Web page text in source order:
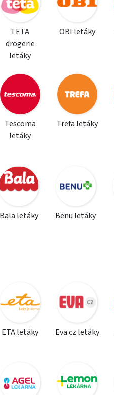
TETA
drogerie
letáky
OBI letáky
Tescoma
letáky
Trefa letáky
Bala letáky Benu letáky
ETA letáky Eva.cz letáky